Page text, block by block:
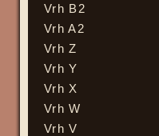
Vrh B2
Vrh A2
Vrh Z
Vrh Y
Vrh X
Vrh W
Vrh V